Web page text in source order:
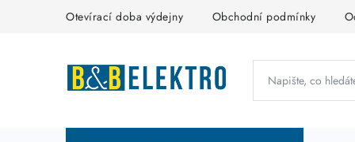
Otevírací doba výdejny Obchodní podmínky